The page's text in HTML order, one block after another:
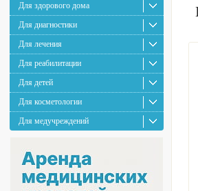
Для здорового дома
Для диагностики
Для лечения
Для реабилитации
Для детей
Для косметологии
Для медучреждений